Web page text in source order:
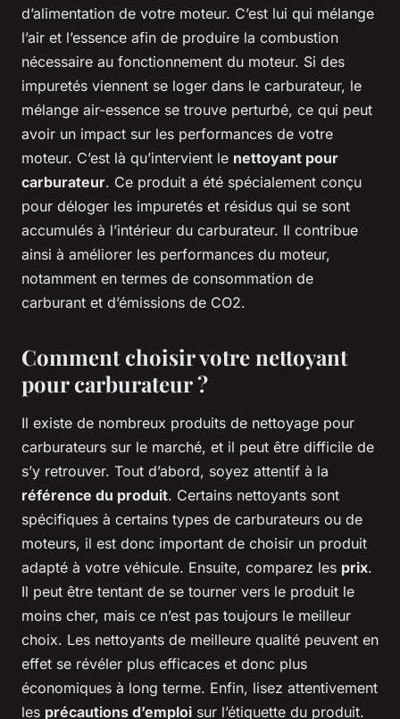
d’alimentation de votre moteur. C’est lui qui mélange
l’air et l’essence afin de produire la combustion
nécessaire au fonctionnement du moteur. Si des
impuretés viennent se loger dans le carburateur, le
mélange air-essence se trouve perturbé, ce qui peut
avoir un impact sur les performances de votre
moteur. C’est là qu’intervient le nettoyant pour
carburateur. Ce produit a été spécialement conçu
pour déloger les impuretés et résidus qui se sont
accumulés à l’intérieur du carburateur. Il contribue
ainsi à améliorer les performances du moteur,
notamment en termes de consommation de
carburant et d’émissions de CO2.
Comment choisir votre nettoyant
pour carburateur ?
Il existe de nombreux produits de nettoyage pour
carburateurs sur le marché, et il peut être difficile de
s’y retrouver. Tout d’abord, soyez attentif à la
référence du produit. Certains nettoyants sont
spécifiques à certains types de carburateurs ou de
moteurs, il est donc important de choisir un produit
adapté à votre véhicule. Ensuite, comparez les prix.
Il peut être tentant de se tourner vers le produit le
moins cher, mais ce n’est pas toujours le meilleur
choix. Les nettoyants de meilleure qualité peuvent en
effet se révéler plus efficaces et donc plus
économiques à long terme. Enfin, lisez attentivement
les précautions d’emploi sur l’étiquette du produit.